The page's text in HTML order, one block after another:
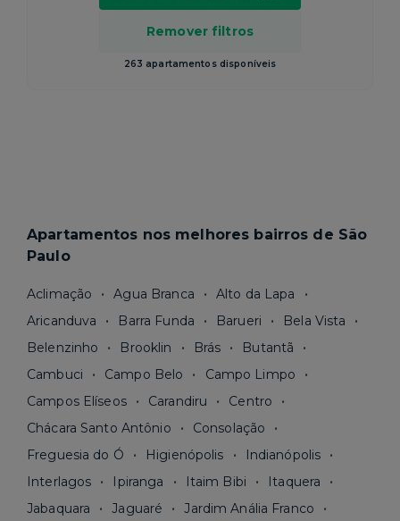
Remover filtros
263 apartamentos disponíveis
Apartamentos nos melhores bairros de São
Paulo
Aclimação Agua Branca
Alto da Lapa
Aricanduva
Barra Funda Barueri
Bela Vista
Belenzinho
Brooklin Brás
Butantã
Cambuci
Campo Belo
Campo Limpo
Campos Elíseos
Carandiru
Centro
Chácara Santo Antônio
Consolação
Freguesia do Ó
Higienópolis
Indianópolis
Interlagos
Ipiranga Itaim Bibi
Itaquera
Jabaquara
Jaguaré
Jardim Anália Franco